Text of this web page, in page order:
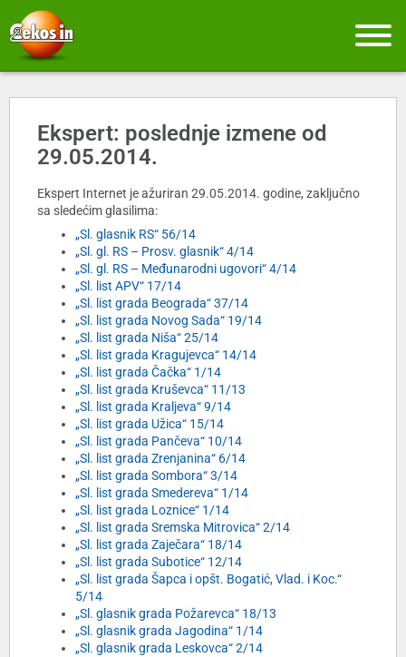
Ekspert: poslednje izmene od
29.05.2014.
Ekspert Internet je ažuriran 29.05.2014. godine, zaključno
sa sledećim glasilima:
„Sl. glasnik RS“ 56/14
„Sl. gl. RS – Prosv. glasnik“ 4/14
„Sl. gl. RS – Međunarodni ugovori“ 4/14
„Sl. list APV“ 17/14
„Sl. list grada Beograda“ 37/14
„Sl. list grada Novog Sada“ 19/14
„Sl. list grada Niša“ 25/14
„Sl. list grada Kragujevca“ 14/14
„Sl. list grada Čačka“ 1/14
„Sl. list grada Kruševca“ 11/13
„Sl. list grada Kraljeva“ 9/14
„Sl. list grada Užica“ 15/14
„Sl. list grada Pančeva“ 10/14
„Sl. list grada Zrenjanina“ 6/14
„Sl. list grada Sombora“ 3/14
„Sl. list grada Smedereva“ 1/14
„Sl. list grada Loznice“ 1/14
„Sl. list grada Sremska Mitrovica“ 2/14
„Sl. list grada Zaječara“ 18/14
„Sl. list grada Subotice“ 12/14
„Sl. list grada Šapca i opšt. Bogatić, Vlad. i Koc.“
5/14
„Sl. glasnik grada Požarevca“ 18/13
„Sl. glasnik grada Jagodina“ 1/14
„Sl. glasnik grada Leskovca“ 2/14